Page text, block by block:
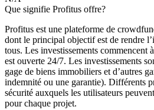
Que signifie Profitus offre?
Profitus est une plateforme de
dont le principal objectif est de rendre
tous. Les investissements commencent
est ouverte 24/7. Les investissements
gage de biens immobiliers et d’autres
indemnité ou une garantie). Différents
sécurité auxquels les utilisateurs
pour chaque projet.